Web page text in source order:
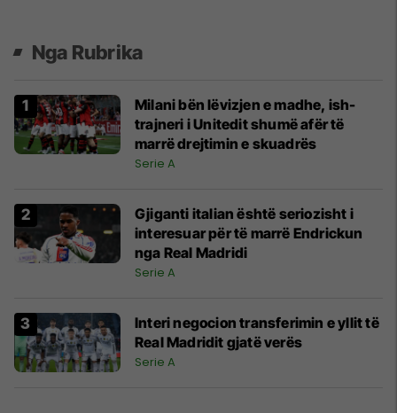
Nga Rubrika
Milani bën lëvizjen e madhe, ish-
trajneri i Unitedit shumë afër të
marrë drejtimin e skuadrës
Serie A
Gjiganti italian është seriozisht i
interesuar për të marrë Endrickun
nga Real Madridi
Serie A
Interi negocion transferimin e yllit të
Real Madridit gjatë verës
Serie A